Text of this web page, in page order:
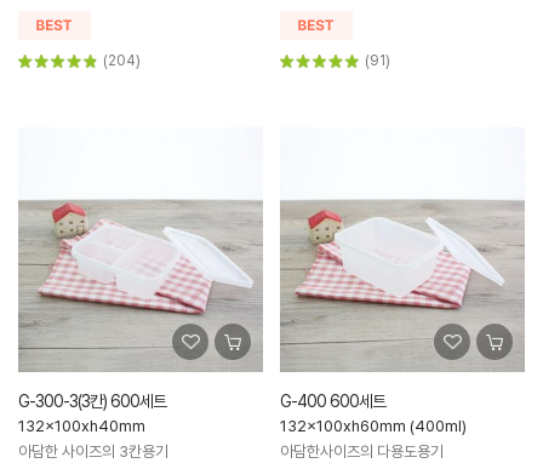
(204) (91)
G-300-3(3칸) 600세트
132x100xh40mm
아담한 사이즈의 3칸용기
G-400 600세트
132x100xh60mm (400ml)
아담한사이즈의 다용도용기